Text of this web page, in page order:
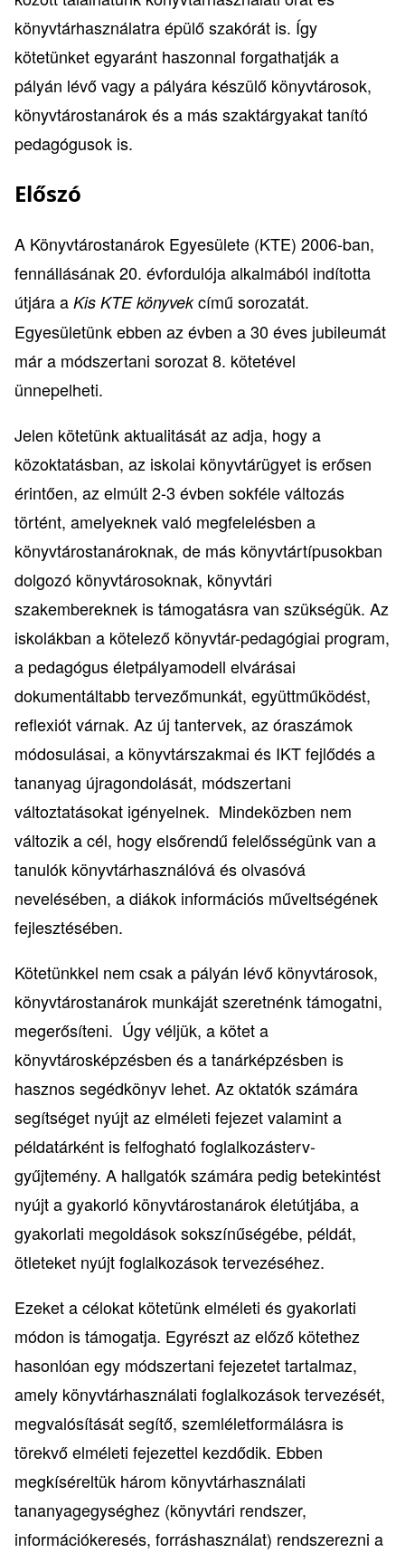
könyvtárhasználatra épülő szakórát is. Így
kötetünket egyaránt haszonnal forgathatják a
pályán lévő vagy a pályára készülő könyvtárosok,
könyvtárostanárok és a más szaktárgyakat tanító
pedagógusok is.
Előszó
A Könyvtárostanárok Egyesülete (KTE) 2006-ban,
fennállásának 20. évfordulója alkalmából indította
útjára a Kis KTE könyvekcímű sorozatát.
Egyesületünk ebben az évben a 30 éves jubileumát
már a módszertani sorozat 8. kötetével
ünnepelheti.
Jelen kötetünk aktualitását az adja, hogy a
közoktatásban, az iskolai könyvtárügyet is erősen
érintően, az elmúlt 2-3 évben sokféle változás
történt, amelyeknek való megfelelésben a
könyvtárostanároknak, de más könyvtártípusokban
dolgozó könyvtárosoknak, könyvtári
szakembereknek is támogatásra van szükségük. Az
iskolákban a kötelező könyvtár-pedagógiai program,
a pedagógus életpályamodell elvárásai
dokumentáltabb tervezőmunkát, együttműködést,
reflexiót várnak. Az új tantervek, az óraszámok
módosulásai, a könyvtárszakmai és IKT fejlődés a
tananyag újragondolását, módszertani
változtatásokat igényelnek. Mindeközben nem
változik a cél, hogy elsőrendű felelősségünk van a
tanulók könyvtárhasználóvá és olvasóvá
nevelésében, a diákok információs műveltségének
fejlesztésében.
Kötetünkkel nem csak a pályán lévő könyvtárosok,
könyvtárostanárok munkáját szeretnénk támogatni,
megerősíteni. Úgy véljük, a kötet a
könyvtárosképzésben és a tanárképzésben is
hasznos segédkönyv lehet. Az oktatók számára
segítséget nyújt az elméleti fejezet valamint a
példatárként is felfogható foglalkozásterv-
gyűjtemény. A hallgatók számára pedig betekintést
nyújt a gyakorló könyvtárostanárok életútjába, a
gyakorlati megoldások sokszínűségébe, példát,
ötleteket nyújt foglalkozások tervezéséhez.
Ezeket a célokat kötetünk elméleti és gyakorlati
módon is támogatja. Egyrészt az előző kötethez
hasonlóan egy módszertani fejezetet tartalmaz,
amely könyvtárhasználati foglalkozások tervezését,
megvalósítását segítő, szemléletformálásra is
törekvő elméleti fejezettel kezdődik. Ebben
megkíséreltük három könyvtárhasználati
tananyagegységhez (könyvtári rendszer,
információkeresés, forráshasználat) rendszerezni a